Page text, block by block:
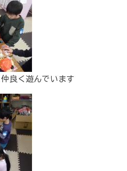
良く遊んでいます